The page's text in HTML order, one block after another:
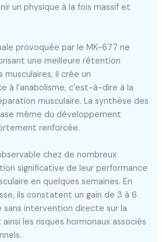
un physique à la fois massif et
provoquée par le MK-677 ne
une meilleure rétention
musculaires, il crée un
à l’anabolisme, c’est-à-dire à la
musculaire. La synthèse des
même du développement
renforcée.
chez de nombreux
significative de leur performance
en quelques semaines. En
ils constatent un gain de 3 à 6
sans intervention directe sur la
les risques hormonaux associés